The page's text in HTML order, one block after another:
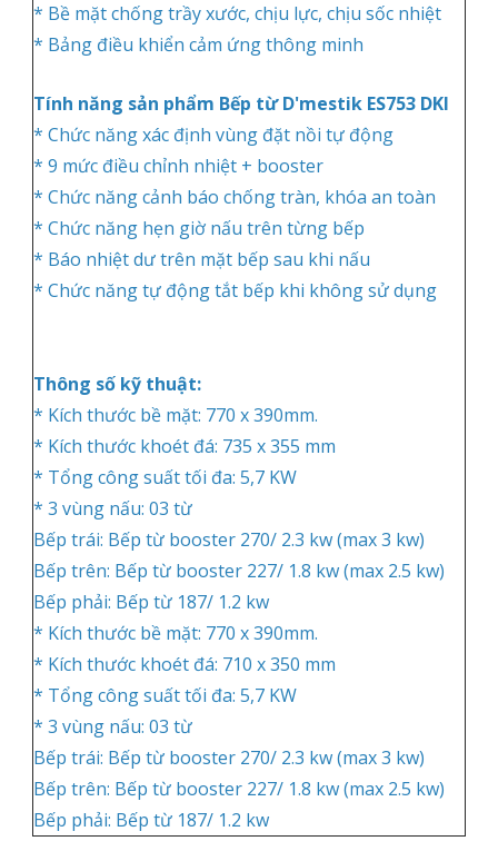
* Bề mặt chống trầy xước, chịu lực, chịu sốc nhiệt
* Bảng điều khiển cảm ứng thông minh
Tính năng sản phẩm Bếp từ D'mestik ES753 DKI
* Chức năng xác định vùng đặt nồi tự động
* 9 mức điều chỉnh nhiệt + booster
* Chức năng cảnh báo chống tràn, khóa an toàn
* Chức năng hẹn giờ nấu trên từng bếp
* Báo nhiệt dư trên mặt bếp sau khi nấu
* Chức năng tự động tắt bếp khi không sử dụng
Thông số kỹ thuật:
* Kích thước bề mặt: 770 x 390mm.
* Kích thước khoét đá: 735 x 355 mm
* Tổng công suất tối đa: 5,7 KW
* 3 vùng nấu: 03 từ
Bếp trái: Bếp từ booster 270/ 2.3 kw (max 3 kw)
Bếp trên: Bếp từ booster 227/ 1.8 kw (max 2.5 kw)
Bếp phải: Bếp từ 187/ 1.2 kw
* Kích thước bề mặt: 770 x 390mm.
* Kích thước khoét đá: 710 x 350 mm
* Tổng công suất tối đa: 5,7 KW
* 3 vùng nấu: 03 từ
Bếp trái: Bếp từ booster 270/ 2.3 kw (max 3 kw)
Bếp trên: Bếp từ booster 227/ 1.8 kw (max 2.5 kw)
Bếp phải: Bếp từ 187/ 1.2 kw